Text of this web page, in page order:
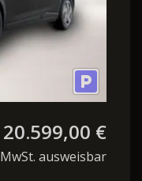
20.599,00 €
MwSt. ausweisbar